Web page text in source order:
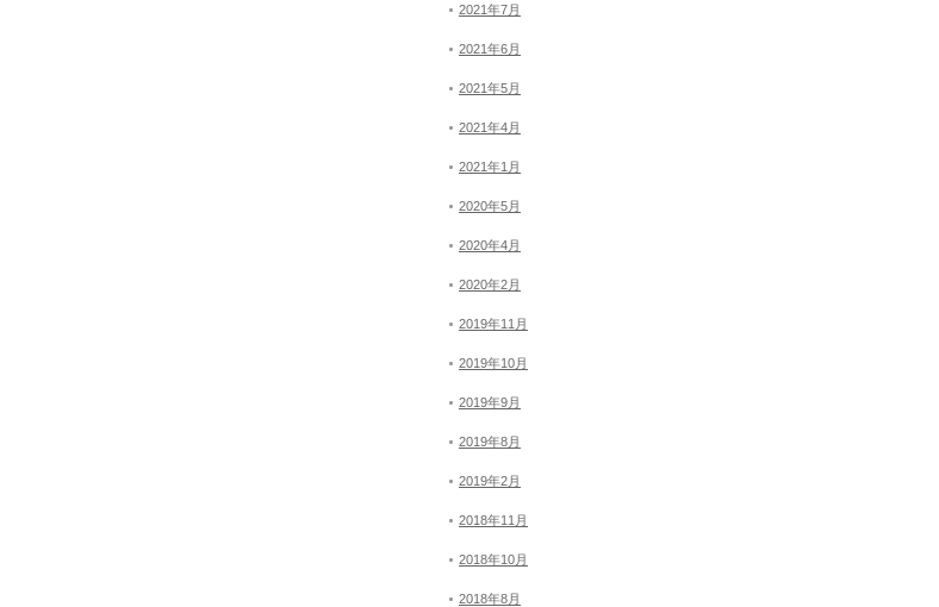
2021年7月
2021年6月
2021年5月
2021年4月
2021年1月
2020年5月
2020年4月
2020年2月
2019年11月
2019年10月
2019年9月
2019年8月
2019年2月
2018年11月
2018年10月
2018年8月